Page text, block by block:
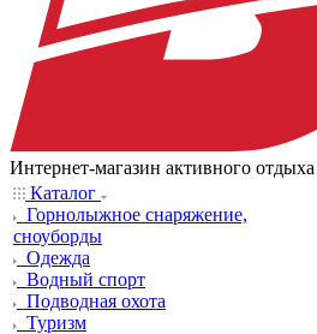
Интернет-магазин активного отдыха
Каталог
Горнолыжное снаряжение,
сноуборды
Одежда
Водный спорт
Подводная охота
Туризм